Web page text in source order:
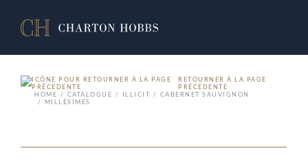
RETOURNER À LA PAGE
PRÉCÉDENTE
HOME
CATALOGUE ILLICIT
CABERNET SAUVIGNON
MILLÉSIMES